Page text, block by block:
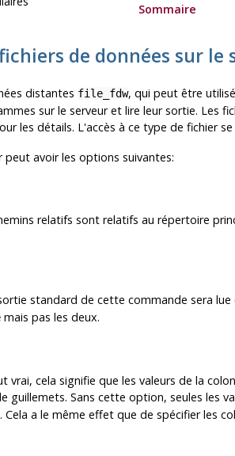
Sommaire
de données sur
distantes file_fdw, qui peut être
sur le serveur et lire leur sortie.
les détails. L'accès à ce type de fichier
avoir les options suivantes:
relatifs sont relatifs au répertoire
standard de cette commande sera lue
mais pas les deux.
vrai, cela signifie que les valeurs de la
guillemets. Sans cette option, seules les
. Cela a le même effet que de spécifier les